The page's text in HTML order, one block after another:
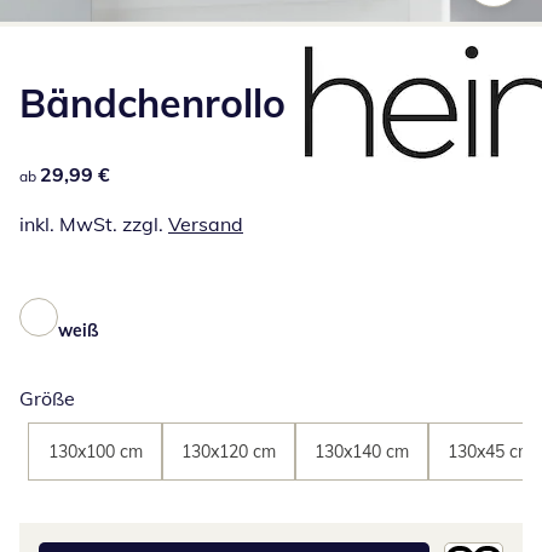
Bändchenrollo
29,99 €
ab 29,99 €
inkl. MwSt. zzgl. Versand
weiß
Größe
130x100 cm 130x120 cm 130x140 cm 130x45 cm